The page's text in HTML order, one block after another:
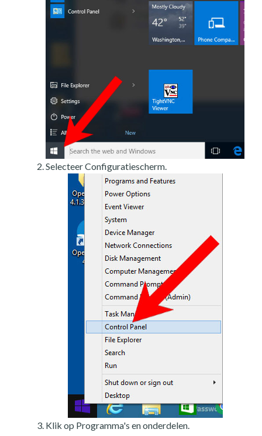
Selecteer Configuratiescherm.
Klik op Programma's en onderdelen.